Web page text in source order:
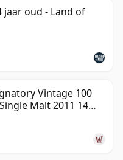
jaar oud - Land of
Vintage 100
Malt 2011 14